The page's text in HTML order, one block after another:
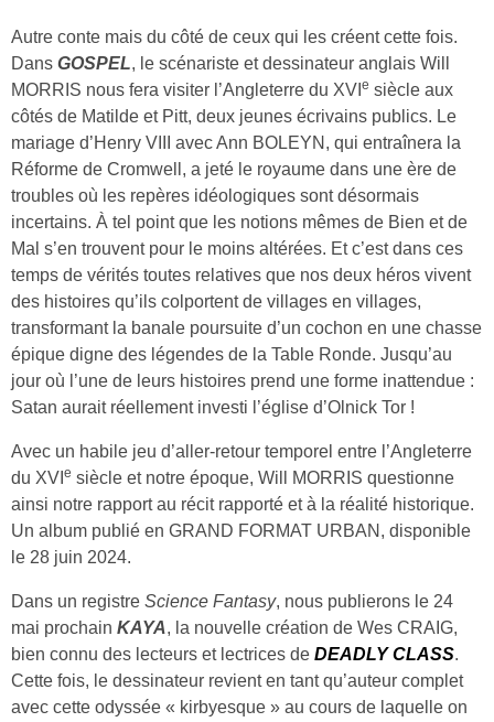
Autre conte mais du côté de ceux qui les créent cette fois.
Dans GOSPEL, le scénariste et dessinateur anglais Will
MORRIS nous fera visiter l’Angleterre du XVI e siècle aux
côtés de Matilde et Pitt, deux jeunes écrivains publics. Le
mariage d’Henry VIII avec Ann BOLEYN, qui entraînera la
Réforme de Cromwell, a jeté le royaume dans une ère de
troubles où les repères idéologiques sont désormais
incertains. À tel point que les notions mêmes de Bien et de
Mal s’en trouvent pour le moins altérées. Et c’est dans ces
temps de vérités toutes relatives que nos deux héros vivent
des histoires qu’ils colportent de villages en villages,
transformant la banale poursuite d’un cochon en une chasse
épique digne des légendes de la Table Ronde. Jusqu’au
jour où l’une de leurs histoires prend une forme inattendue :
Satan aurait réellement investi l’église d’Olnick Tor !
Avec un habile jeu d’aller-retour temporel entre l’Angleterre
du XVI e siècle et notre époque, Will MORRIS questionne
ainsi notre rapport au récit rapporté et à la réalité historique.
Un album publié en GRAND FORMAT URBAN, disponible
le 28 juin 2024.
Dans un registre Science Fantasy, nous publierons le 24
mai prochain KAYA, la nouvelle création de Wes CRAIG,
bien connu des lecteurs et lectrices de DEADLY CLASS.
Cette fois, le dessinateur revient en tant qu’auteur complet
avec cette odyssée « kirbyesque » au cours de laquelle on